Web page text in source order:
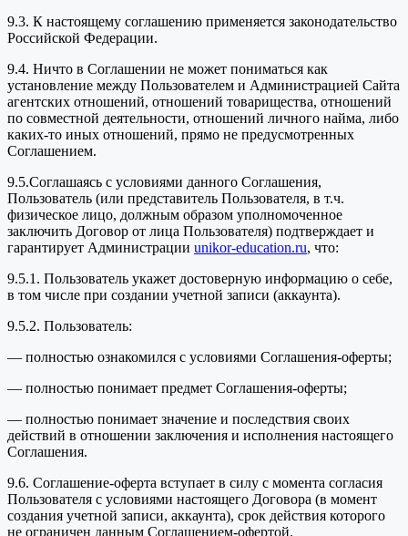
9.3. К настоящему соглашению применяется законодательство
Российской Федерации.
9.4. Ничто в Соглашении не может пониматься как
установление между Пользователем и Администрацией Сайта
агентских отношений, отношений товарищества, отношений
по совместной деятельности, отношений личного найма, либо
каких-то иных отношений, прямо не предусмотренных
Соглашением.
9.5.Соглашаясь с условиями данного Соглашения,
Пользователь (или представитель Пользователя, в т.ч.
физическое лицо, должным образом уполномоченное
заключить Договор от лица Пользователя) подтверждает и
гарантирует Администрации unikor-education.ru, что:
9.5.1. Пользователь укажет достоверную информацию о себе,
в том числе при создании учетной записи (аккаунта).
9.5.2. Пользователь:
— полностью ознакомился с условиями Соглашения-оферты;
— полностью понимает предмет Соглашения-оферты;
— полностью понимает значение и последствия своих
действий в отношении заключения и исполнения настоящего
Соглашения.
9.6. Соглашение-оферта вступает в силу с момента согласия
Пользователя с условиями настоящего Договора (в момент
создания учетной записи, аккаунта), срок действия которого
не ограничен данным Соглашением-офертой.